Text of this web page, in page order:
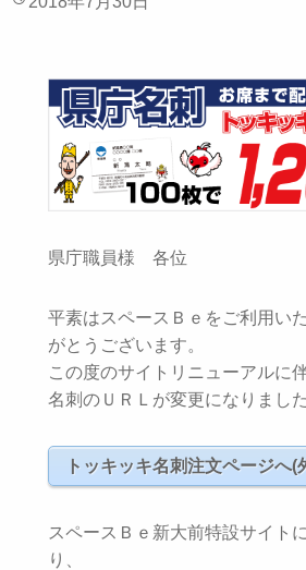
県庁職員様 各位
平素はスペースＢｅをご利用い
がとうございます。
この度のサイトリニューアルに
名刺のＵＲＬが変更になりました
トッキッキ名刺注文ページへ(
スペースＢｅ新大前特設サイト
り、